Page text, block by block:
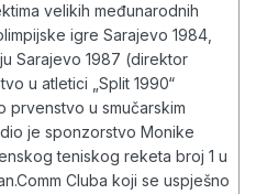
velikih međunarodnih
igre Sarajevo 1984,
Sarajevo 1987 (direktor
u atletici „Split 1990“
prvenstvo u smučarskim
je sponzorstvo Monike
teniskog reketa broj 1 u
Cluba koji se uspješno